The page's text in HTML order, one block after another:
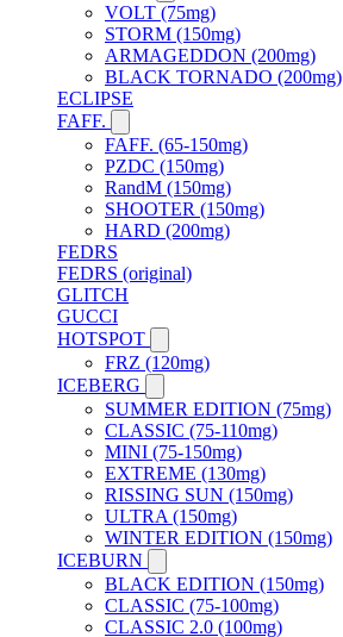
VOLT (75mg)
STORM (150mg)
ARMAGEDDON (200mg)
BLACK TORNADO (200mg)
ECLIPSE
FAFF.
FAFF. (65-150mg)
PZDC (150mg)
RandM (150mg)
SHOOTER (150mg)
HARD (200mg)
FEDRS
FEDRS (original)
GLITCH
GUCCI
HOTSPOT
FRZ (120mg)
ICEBERG
SUMMER EDITION (75mg)
CLASSIC (75-110mg)
MINI (75-150mg)
EXTREME (130mg)
RISSING SUN (150mg)
ULTRA (150mg)
WINTER EDITION (150mg)
ICEBURN
BLACK EDITION (150mg)
CLASSIC (75-100mg)
CLASSIC 2.0 (100mg)